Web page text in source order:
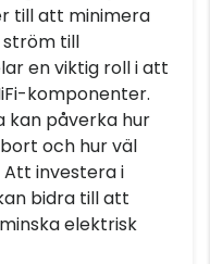
till att minimera
ström till
en viktig roll i att
komponenter.
kan påverka hur
och hur väl
investera i
bidra till att
elektrisk